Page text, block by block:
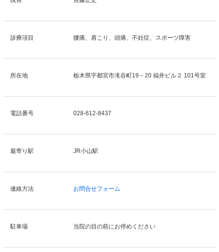
診療項目 腰痛、肩こり、頭痛、不妊症、スポーツ障害
所在地 栃木県宇都宮市滝谷町19－20 福井ビル２ 101号室
電話番号 028-612-8437
最寄り駅 JR小山駅
連絡方法 お問合せフォーム
駐車場 当院の目の前にお停めください